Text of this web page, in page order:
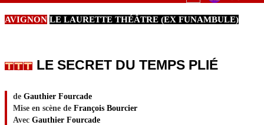
LES ANNONCES
AVIGNON LE LAURETTE THÉÂTRE (EX FUNAMBULE)
LE SECRET DU TEMPS PLIÉ
de Gauthier Fourcade
Mise en scène de François Bourcier
Avec Gauthier Fourcade